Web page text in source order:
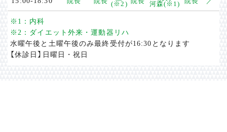
※1：内科
※2：ダイエット外来・運動器リハ
水曜午後と土曜午後のみ最終受付が16:30となります
【休診日】日曜日・祝日
(※2)
河森(※1)